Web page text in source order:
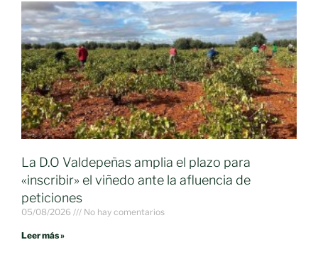
La D.O Valdepeñas amplia el plazo para
«inscribir» el viñedo ante la afluencia de
peticiones
05/08/2026 No hay comentarios
Leer más »